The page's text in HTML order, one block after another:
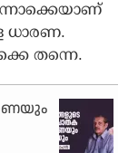
ധാരണ.
തന്നെ.